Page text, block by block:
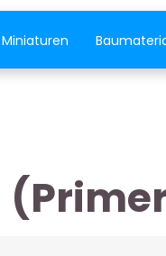
Miniaturen